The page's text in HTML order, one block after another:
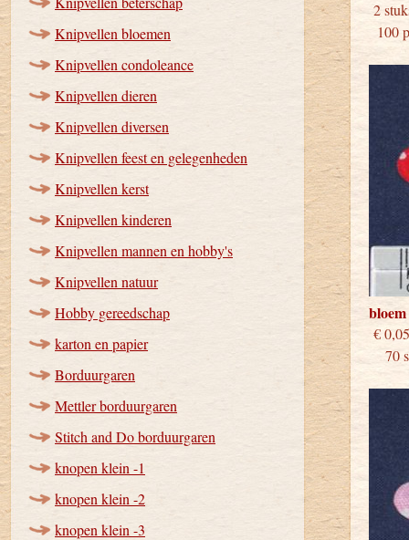
Knipvellen bloemen
Knipvellen condoleance
Knipvellen dieren
Knipvellen diversen
Knipvellen feest en gelegenheden
Knipvellen kerst
Knipvellen kinderen
Knipvellen mannen en hobby's
Knipvellen natuur
Hobby gereedschap
karton en papier
Borduurgaren
Mettler borduurgaren
Stitch and Do borduurgaren
knopen klein -1
knopen klein -2
knopen klein -3
2
100
70